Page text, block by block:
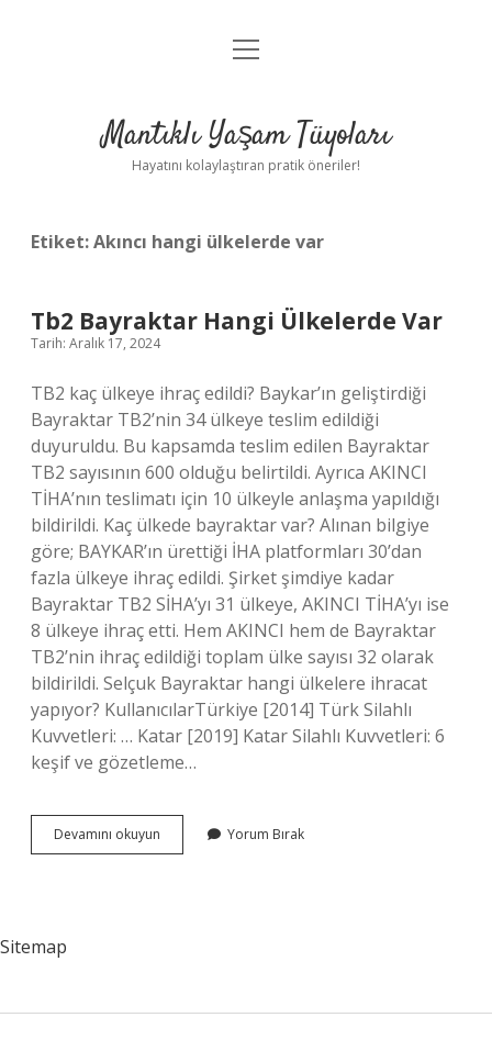
Anasayfa
Yasal Uyarı
menüyü
Mantıklı Yaşam Tüyoları
Hayatını kolaylaştıran pratik öneriler!
Etiket:Akıncı hangi ülkelerde var
Tb2 Bayraktar Hangi Ülkelerde Var
Tarih: Aralık 17, 2024
TB2 kaç ülkeye ihraç edildi? Baykar’ın geliştirdiği
Bayraktar TB2’nin 34 ülkeye teslim edildiği
duyuruldu. Bu kapsamda teslim edilen Bayraktar
TB2 sayısının 600 olduğu belirtildi. Ayrıca AKINCI
TİHA’nın teslimatı için 10 ülkeyle anlaşma yapıldığı
bildirildi. Kaç ülkede bayraktar var? Alınan bilgiye
göre; BAYKAR’ın ürettiği İHA platformları 30’dan
fazla ülkeye ihraç edildi. Şirket şimdiye kadar
Bayraktar TB2 SİHA’yı 31 ülkeye, AKINCI TİHA’yı ise
8 ülkeye ihraç etti. Hem AKINCI hem de Bayraktar
TB2’nin ihraç edildiği toplam ülke sayısı 32 olarak
bildirildi. Selçuk Bayraktar hangi ülkelere ihracat
yapıyor? KullanıcılarTürkiye [2014] Türk Silahlı
Kuvvetleri: … Katar [2019] Katar Silahlı Kuvvetleri: 6
keşif ve gözetleme…
Devamını okuyun
Bayraktar
Yorum Bırak
Sitemap